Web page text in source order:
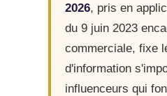
2026, pris en
du 9 juin 2023
commerciale, fixe
d'information
influenceurs qui